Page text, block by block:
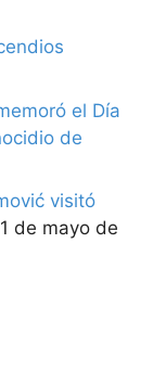
el Día
de
visitó
de mayo de